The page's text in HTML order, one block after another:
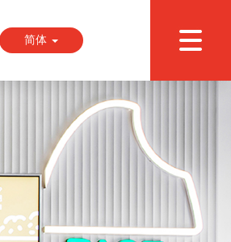
简体